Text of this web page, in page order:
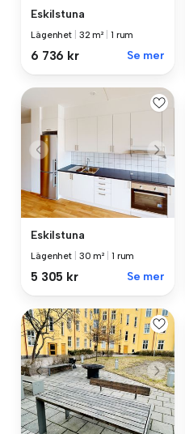
Eskilstuna
Lägenhet 32 m² 1 rum
6 736 kr Se mer
Eskilstuna
Lägenhet 30 m² 1 rum
5 305 kr Se mer